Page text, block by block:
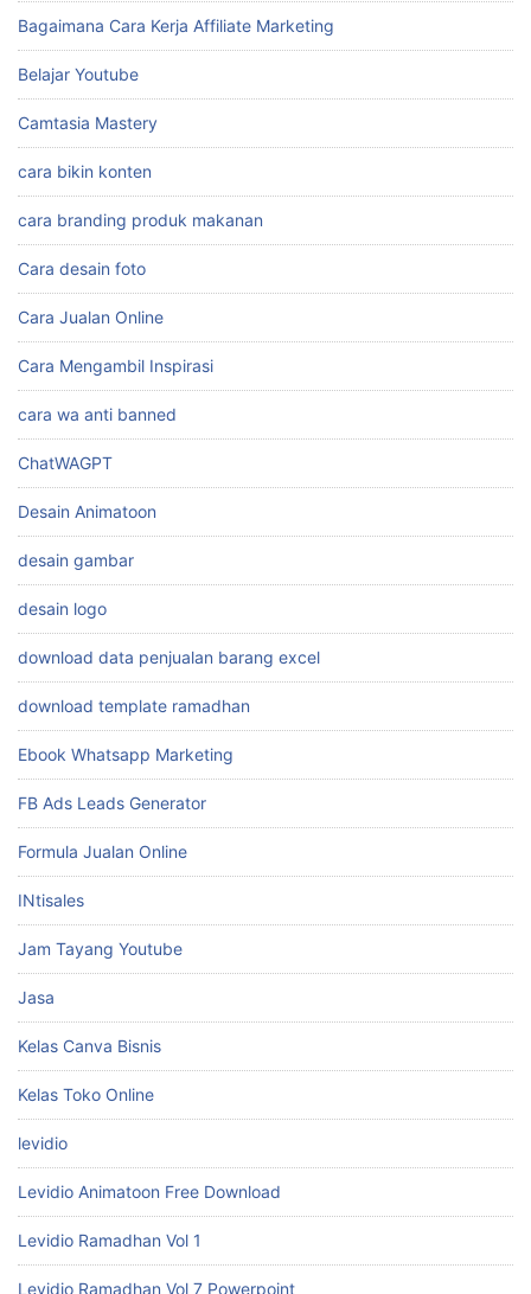
Bagaimana Cara Kerja Affiliate Marketing
Belajar Youtube
Camtasia Mastery
cara bikin konten
cara branding produk makanan
Cara desain foto
Cara Jualan Online
Cara Mengambil Inspirasi
cara wa anti banned
ChatWAGPT
Desain Animatoon
desain gambar
desain logo
download data penjualan barang excel
download template ramadhan
Ebook Whatsapp Marketing
FB Ads Leads Generator
Formula Jualan Online
INtisales
Jam Tayang Youtube
Jasa
Kelas Canva Bisnis
Kelas Toko Online
levidio
Levidio Animatoon Free Download
Levidio Ramadhan Vol 1
Levidio Ramadhan Vol 7 Powerpoint